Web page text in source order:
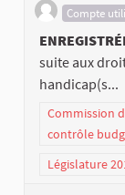
Compte
suite aux
handicap(s...
Commission
contrôle
Législature